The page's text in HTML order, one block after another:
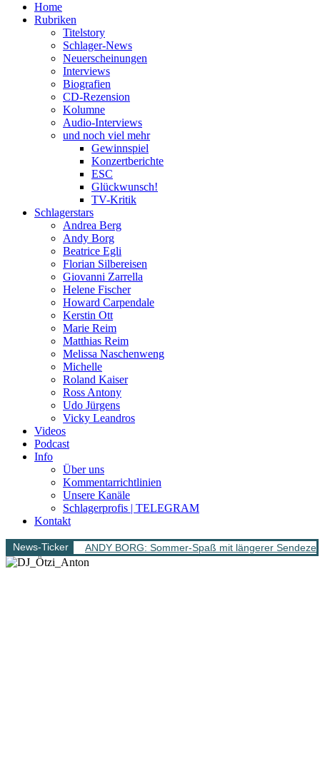
Home
Rubriken
Titelstory
Schlager-News
Neuerscheinungen
Interviews
Biografien
CD-Rezension
Kolumne
Audio-Interviews
und noch viel mehr
Gewinnspiel
Konzertberichte
ESC
Glückwunsch!
TV-Kritik
Schlagerstars
Andrea Berg
Andy Borg
Beatrice Egli
Florian Silbereisen
Giovanni Zarrella
Helene Fischer
Howard Carpendale
Kerstin Ott
Marie Reim
Matthias Reim
Melissa Naschenweng
Michelle
Roland Kaiser
Ross Antony
Udo Jürgens
Vicky Leandros
Videos
Podcast
Info
Über uns
Kommentarrichtlinien
Unsere Kanäle
Schlagerprofis | TELEGRAM
Kontakt
News-Ticker ANDY BORG: Sommer-Spaß mit längerer